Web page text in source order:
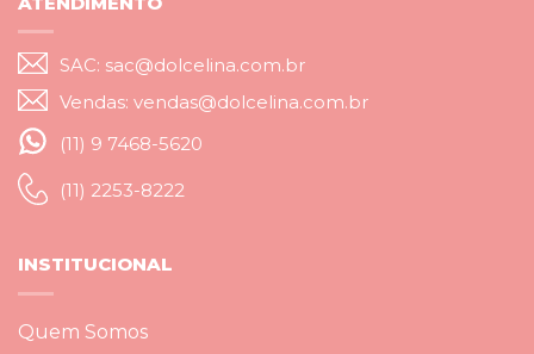
SAC: sac@dolcelina.com.br
Vendas: vendas@dolcelina.com.br
(11) 9 7468-5620
(11) 2253-8222
INSTITUCIONAL
Quem Somos